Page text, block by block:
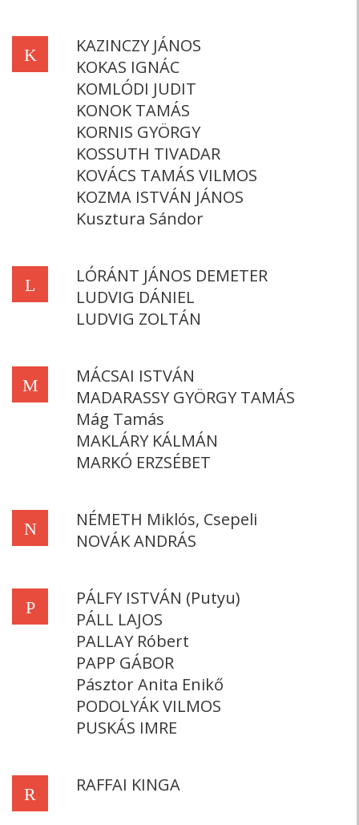
K
KAZINCZY JÁNOS
KOKAS IGNÁC
KOMLÓDI JUDIT
KONOK TAMÁS
KORNIS GYÖRGY
KOSSUTH TIVADAR
KOVÁCS TAMÁS VILMOS
KOZMA ISTVÁN JÁNOS
Kusztura Sándor
L
LÓRÁNT JÁNOS DEMETER
LUDVIG DÁNIEL
LUDVIG ZOLTÁN
M
MÁCSAI ISTVÁN
MADARASSY GYÖRGY TAMÁS
Mág Tamás
MAKLÁRY KÁLMÁN
MARKÓ ERZSÉBET
N
NÉMETH Miklós, Csepeli
NOVÁK ANDRÁS
P
PÁLFY ISTVÁN (Putyu)
PÁLL LAJOS
PALLAY Róbert
PAPP GÁBOR
Pásztor Anita Enikő
PODOLYÁK VILMOS
PUSKÁS IMRE
R RAFFAI KINGA